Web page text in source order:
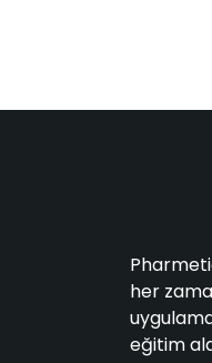
her
eğitim